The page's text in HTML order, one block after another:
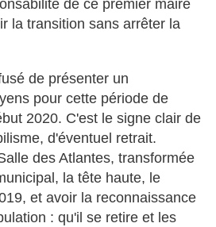
de ce premier maire
la transition sans arrêter la
de présenter un
pour cette période de
2020. C'est le signe clair de
d'éventuel retrait.
des Atlantes, transformée
la tête haute, le
et avoir la reconnaissance
: qu'il se retire et les